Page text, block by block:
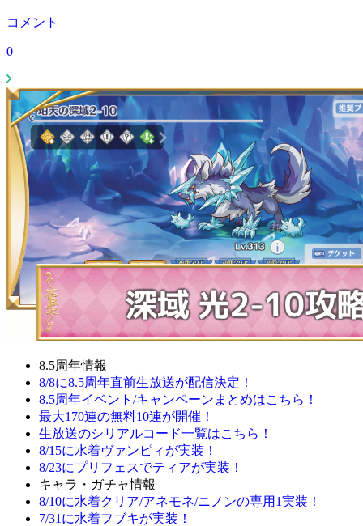
コメント
0
8.5周年情報
8/8に8.5周年直前生放送が配信決定！
8.5周年イベント/キャンペーンまとめはこちら！
最大170連の無料10連が開催！
生放送のシリアルコード一覧はこちら！
8/15に水着ヴァンピィが実装！
8/23にプリフェスでティアが実装！
キャラ・ガチャ情報
8/10に水着クリア/アネモネ/ニノンの専用1実装！
7/31に水着フブキが実装！